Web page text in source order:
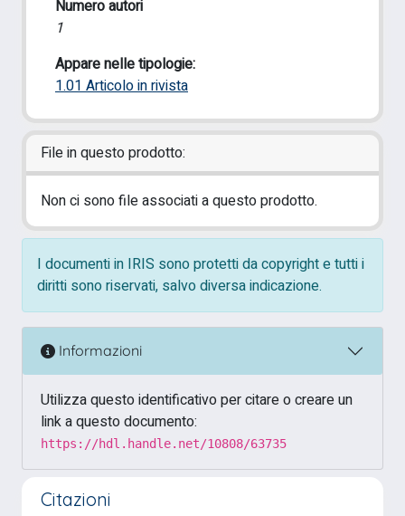
Numero autori
1
Appare nelle tipologie:
1.01 Articolo in rivista
File in questo prodotto:
Non ci sono file associati a questo prodotto.
I documenti in IRIS sono protetti da copyright e tutti i
diritti sono riservati, salvo diversa indicazione.
Informazioni
Utilizza questo identificativo per citare o creare un
link a questo documento:
https://hdl.handle.net/10808/63735
Citazioni